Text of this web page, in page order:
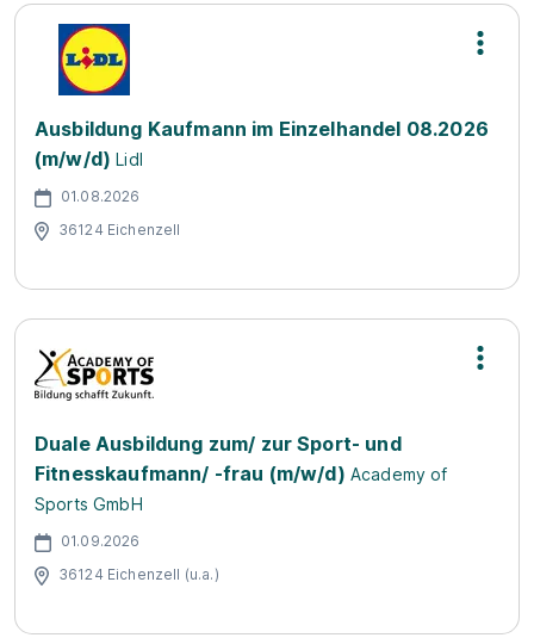
Ausbildung Kaufmann im Einzelhandel 08.2026
(m/w/d) Lidl
01.08.2026
36124 Eichenzell
Duale Ausbildung zum/ zur Sport- und
Fitnesskaufmann/ -frau (m/w/d) Academy of
Sports GmbH
01.09.2026
36124 Eichenzell (u.a.)